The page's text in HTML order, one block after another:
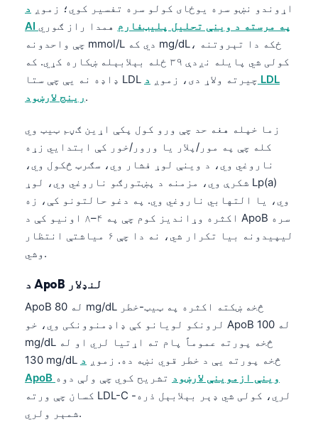
اړوندو نښو سره یوځای کولو سره تفسیر کوي؛ زموږ د
AI په مرسته د وینې تحلیل پلیټفارم همدا راز ګوري
چې واحدونه mmol/L دي که mg/dL، ځکه دا تېروتنه
کولی شي پایله نږدې ۳۹ ځله بېلابېله ښکاره کړي. که
ډاډه نه یې چې ستا LDL چیرته ولاړ دی، زموږ د LDL
رینج لارښود.
زما خپله هغه حد چې ورو کول پکې اړین ګڼم ټیټ وي
کله چې په مور/پلار یا ورور/خور کې ابتدايي زړه
ناروغي وي، د وینې لوړ فشار وي، سګرټ څکول وي،
شکرې وي، مزمنه د پښتورګو ناروغي وي، لوړ Lp(a)
وي، یا التهابي ناروغي وي. په دغو حالتونو کې، زه
اکثره وړاندیز کوم چې په ۴–۸ اونیو کې د ApoB سره
لیپیدونه بیا تکرار شي، نه دا چې ۶ میاشتې انتظار
وشي.
د ApoB لنډلار
ApoB له 80 mg/dL څخه ښکته اکثره په ټیټ-خطر
لرونکو لویانو کې ډاډمنوونکی وي، خو ApoB له 100
mg/dL څخه پورته عموماً پام ته اړتیا لري او له
130 mg/dL څخه پورته یې د خطر قوي نښه ده. زموږ د
ApoB وینې ازموینې لارښود تشریح کوي چې ولې دوه
کسان چې ورته LDL-C لري، کولی شي ډېر بېلابېل ذره-
شمېر ولري.